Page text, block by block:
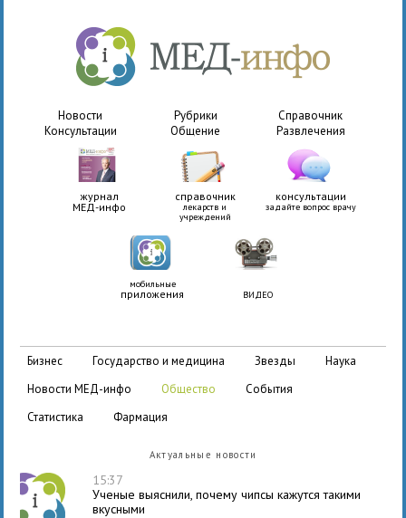
Новости Рубрики
Справочник
Консультации
Общение Развлечения
журнал
МЕД-инфо
справочник
лекарств и
учреждений
консультации
задайте вопрос врачу
мобильные
приложения ВИДЕО
бизнес государство и медицина звезды
наука
новости МЕД-инфо
общество
события
статистика
фармация
Актуальные новости
15:37
Ученые выяснили, почему чипсы кажутся такими
вкусными